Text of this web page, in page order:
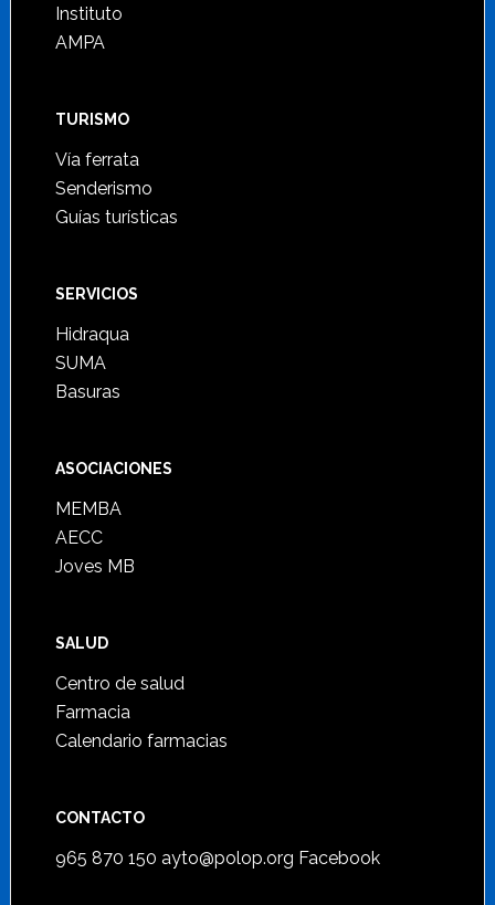
Instituto
AMPA
TURISMO
Vía ferrata
Senderismo
Guías turísticas
SERVICIOS
Hidraqua
SUMA
Basuras
ASOCIACIONES
MEMBA
AECC
Joves MB
SALUD
Centro de salud
Farmacia
Calendario farmacias
CONTACTO
965 870 150 ayto@polop.org Facebook